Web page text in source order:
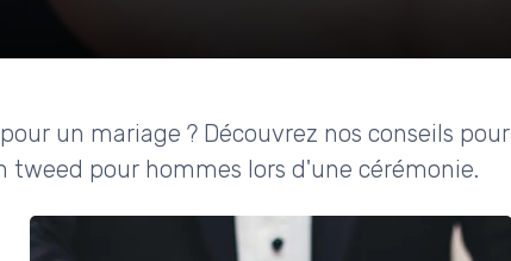
un mariage ? Découvrez nos conseils pour
tweed pour hommes lors d'une cérémonie.